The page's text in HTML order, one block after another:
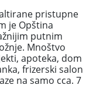
pristupne
je Opština
putnim
Mnoštvo
apoteka, dom
frizerski salon
na samo cca. 7